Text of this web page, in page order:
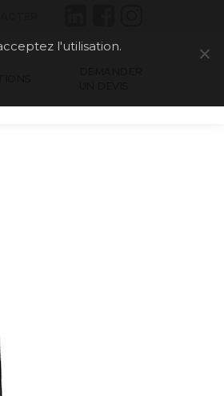
l'utilisation.